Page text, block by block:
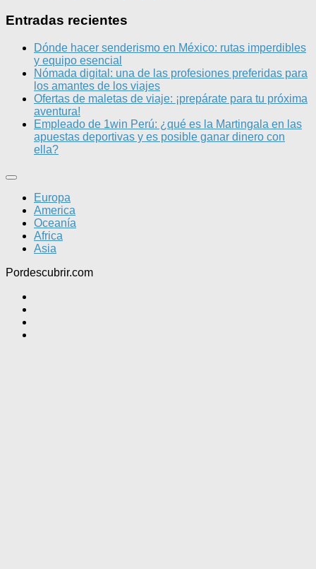
Entradas recientes
Dónde hacer senderismo en México: rutas imperdibles
y equipo esencial
Nómada digital: una de las profesiones preferidas para
los amantes de los viajes
Ofertas de maletas de viaje: ¡prepárate para tu próxima
aventura!
Empleado de 1win Perú: ¿qué es la Martingala en las
apuestas deportivas y es posible ganar dinero con
ella?
Europa
America
Oceanía
Africa
Asia
Pordescubrir.com